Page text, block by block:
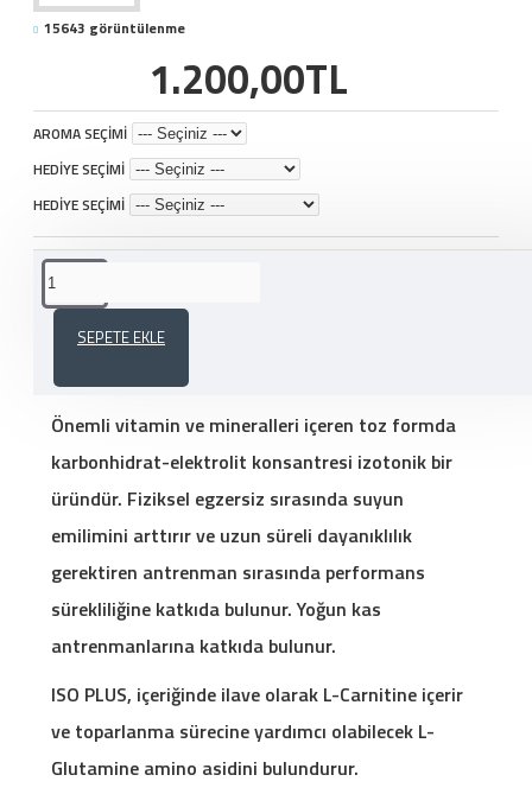
15643 görüntülenme
1.200,00TL
AROMA SEÇİMİ
HEDİYE SEÇİMİ
HEDİYE SEÇİMİ
SEPETE EKLE
OLİMP ISO PLUS ISOTONİC DRİNK 700 GR
Önemli vitamin ve mineralleri içeren toz formda
karbonhidrat-elektrolit konsantresi izotonik bir
üründür. Fiziksel egzersiz sırasında suyun
emilimini arttırır ve uzun süreli dayanıklılık
gerektiren antrenman sırasında performans
sürekliliğine katkıda bulunur. Yoğun kas
antrenmanlarına katkıda bulunur.
ISO PLUS, içeriğinde ilave olarak L-Carnitine içerir
ve toparlanma sürecine yardımcı olabilecek L-
Glutamine amino asidini bulundurur.